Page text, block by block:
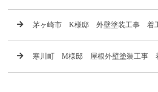
茅ヶ崎市 K様邸 外壁塗装工事 着
寒川町 M様邸 屋根外壁塗装工事